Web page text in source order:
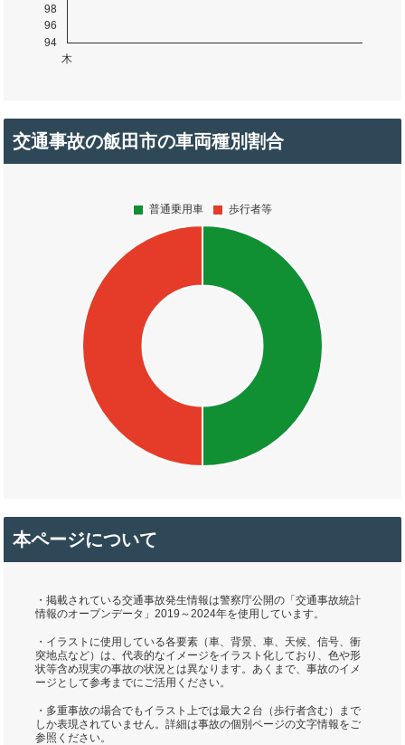
交通事故の飯田市の車両種別割合
本ページについて
・掲載されている交通事故発生情報は警察庁公開の「交通事故統計
情報のオープンデータ」2019～2024年を使用しています。
・イラストに使用している各要素（車、背景、車、天候、信号、衝
突地点など）は、代表的なイメージをイラスト化しており、色や形
状等含め現実の事故の状況とは異なります。あくまで、事故のイメ
ージとして参考までにご活用ください。
・多重事故の場合でもイラスト上では最大２台（歩行者含む）まで
しか表現されていません。詳細は事故の個別ページの文字情報をご
参照ください。